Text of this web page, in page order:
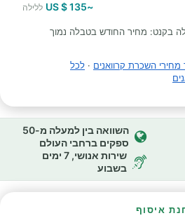
~135 $ US ללילה
בקנט: מחיר החודש בטבלה נמוך
השכרת קרוואנים · לכל
השוואה בין למעלה מ-50
ספקים ברחבי העולם
שירות אנושי, 7 ימים
בשבוע
איסוף